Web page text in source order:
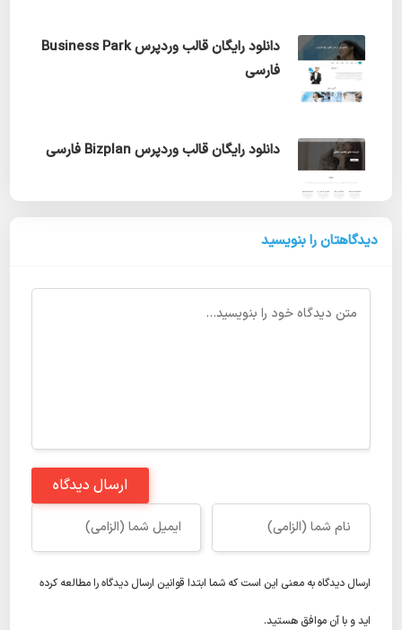
دانلود رایگان قالب وردپرس Business Park
فارسی
دانلود رایگان قالب وردپرس Bizplan فارسی
دیدگاهتان را بنویسید
ارسال دیدگاه
ارسال دیدگاه به معنی این است که شما ابتدا قوانین ارسال دیدگاهرا مطالعه کرده
اید و با آن موافق هستید.